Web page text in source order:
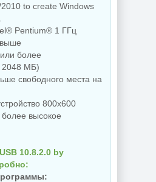
Бесплатный
Comodo Internet
Security Premium
Редактор
5.3.3 by 7997
to create Windows
Pentium® 1 ГГц
более
2048 МБ)
свободного места на
800x600
высокое
10.8.2.0 by